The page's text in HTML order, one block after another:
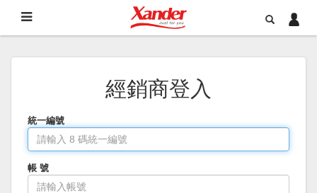
經銷商登入
統一編號
帳 號